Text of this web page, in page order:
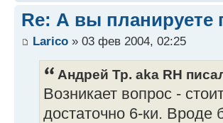
Re: А вы планируете
Larico » 03 фев 2004, 02:25
Андрей Тр. aka RH
Возникает вопрос -
достаточно 6-ки.